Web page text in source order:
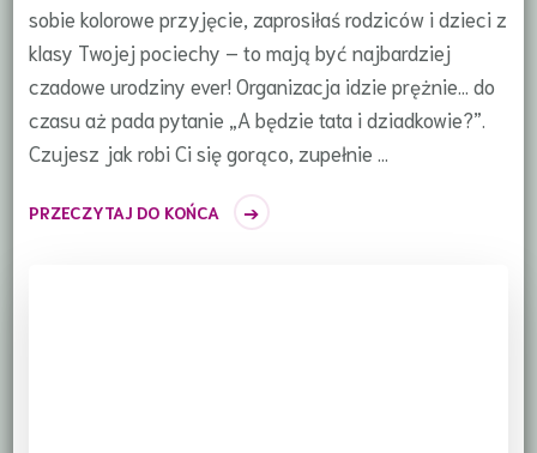
sobie kolorowe przyjęcie, zaprosiłaś rodziców i dzieci z
klasy Twojej pociechy – to mają być najbardziej
czadowe urodziny ever! Organizacja idzie prężnie… do
czasu aż pada pytanie „A będzie tata i dziadkowie?”.
Czujesz jak robi Ci się gorąco, zupełnie …
PRZECZYTAJ DO KOŃCA